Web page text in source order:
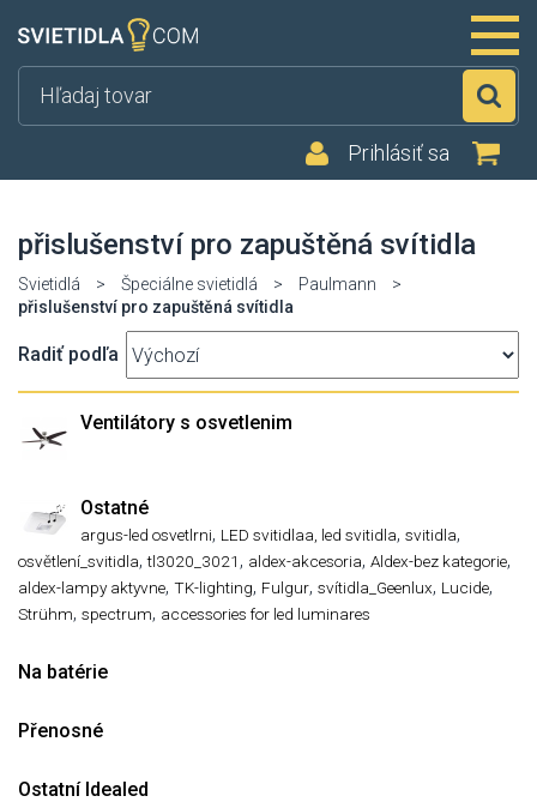
Prihlásiť sa
přislušenství pro zapuštěná svítidla
Svietidlá > Špeciálne svietidlá > Paulmann
>
přislušenství pro zapuštěná svítidla
Radiť podľa
Ventilátory s osvetlenim
Ostatné
argus-led osvetlrni, LED svitidlaa, led svitidla, svitidla,
osvětlení_svitidla,tl3020_3021 , aldex-akcesoria, Aldex-bez kategorie,
aldex-lampy aktyvne, TK-lighting, Fulgur, svítidla_Geenlux, Lucide,
Strühm, spectrum, accessories for led luminares
Na batérie
Přenosné
Ostatní Idealed